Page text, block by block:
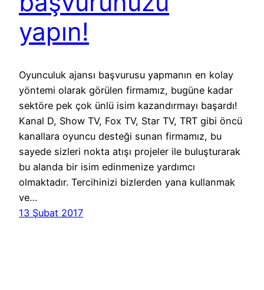
yapın!
Oyunculuk ajansı başvurusu yapmanın en kolay
yöntemi olarak görülen firmamız, bugüne kadar
sektöre pek çok ünlü isim kazandırmayı başardı!
Kanal D, Show TV, Fox TV, Star TV, TRT gibi öncü
kanallara oyuncu desteği sunan firmamız, bu
sayede sizleri nokta atışı projeler ile buluşturarak
bu alanda bir isim edinmenize yardımcı
olmaktadır. Tercihinizi bizlerden yana kullanmak
ve…
13 Şubat 2017